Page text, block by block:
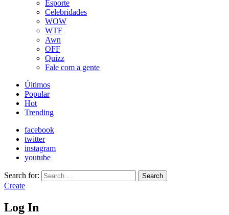
Esporte
Celebridades
WOW
WTF
Awn
OFF
Quizz
Fale com a gente
Últimos
Popular
Hot
Trending
facebook
twitter
instagram
youtube
Search for: Search
Create
Log In